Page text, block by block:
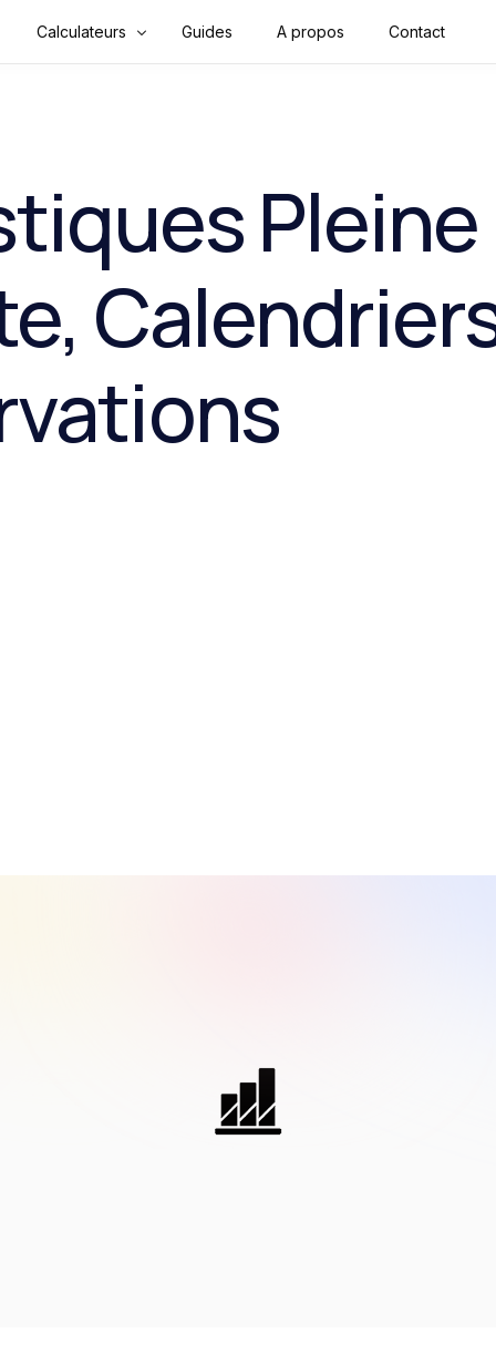
Calculateurs
Convertisseurs
Construction
Physique
Santé
Sport & Fitness
Guides A propos Contact
Pleine